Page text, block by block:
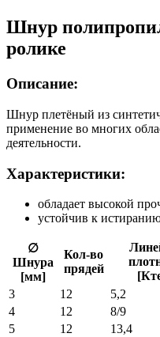
Шнур
ролике
Описание:
Шнур плетёный из
применение во многих
деятельности.
Характеристики:
обладает высокой
устойчив к
∅
Шнура
[мм]
Кол-во
прядей
3
12 5,2
4
12 8/9
5
12 13,4